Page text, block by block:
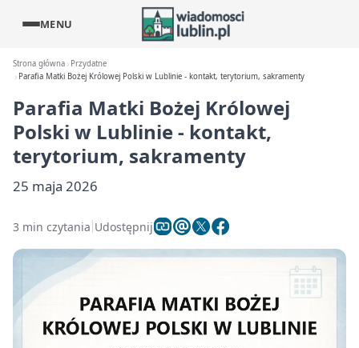
MENU
Strona główna
Przydatne
Parafia Matki Bożej Królowej Polski w Lublinie - kontakt, terytorium, sakramenty
Parafia Matki Bożej Królowej
Polski w Lublinie - kontakt,
terytorium, sakramenty
25 maja 2026
3 min czytania Udostępnij